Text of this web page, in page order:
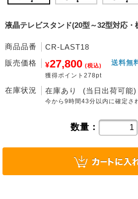
液晶テレビスタンド(20型～32型対応・
商品品番
CR-LAST18
販売価格
¥27,800 (税込)
獲得ポイント278pt
送料無
在庫状況 在庫あり (当日出荷可能)
今から9時間43分 以内に確定さ
数量：